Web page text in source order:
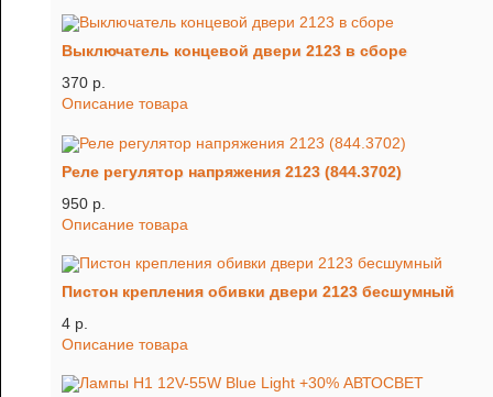
Выключатель концевой двери 2123 в сборе
370 p.
Описание товара
Реле регулятор напряжения 2123 (844.3702)
950 p.
Описание товара
Пистон крепления обивки двери 2123 бесшумный
4 p.
Описание товара